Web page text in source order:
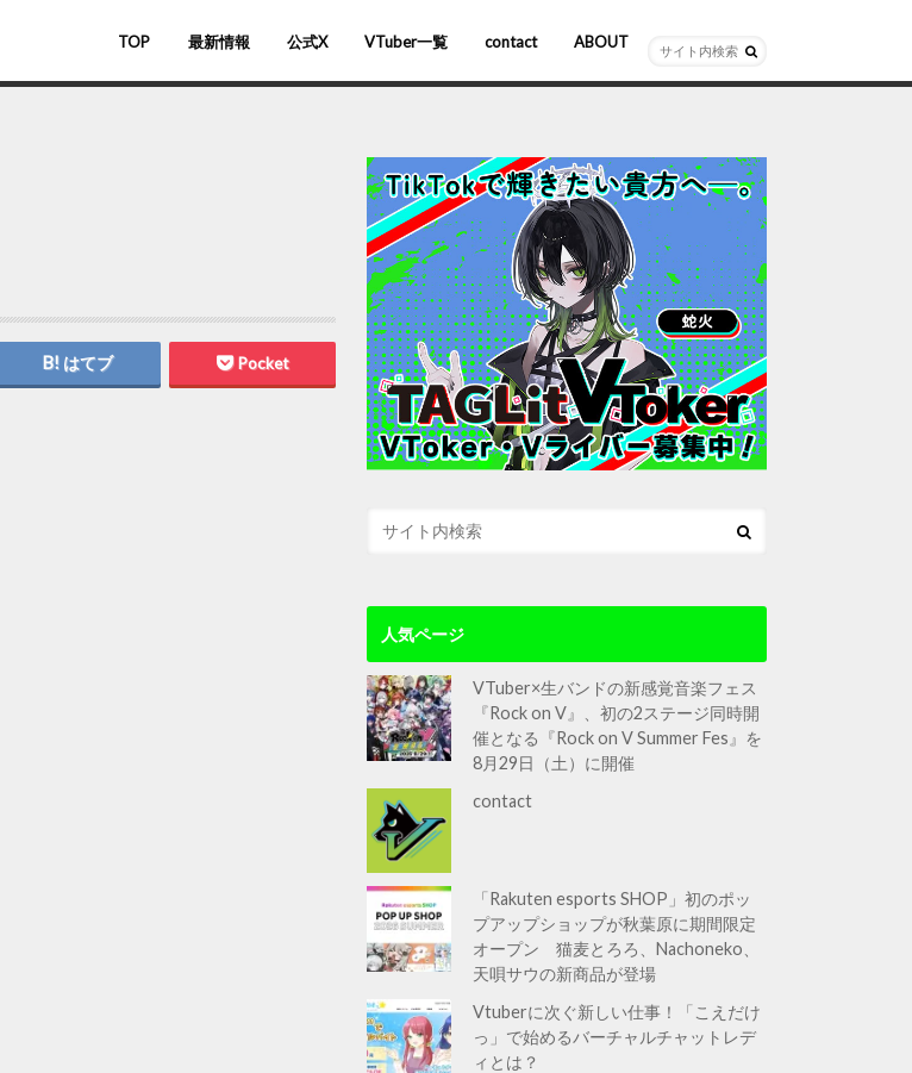
TOP 最新情報 公式X VTuber一覧
バーチャルYouTuber
VR/AR
ホロライブ
にじさんじ
ななしいんく
ぶいすぽっ！
contact ABOUT
はてブ Pocket
人気ページ
VTuber×生バンドの新感覚音楽フェス
『Rock on V』、初の2ステージ同時開
催となる『Rock on V Summer Fes』を
8月29日（土）に開催
contact
「Rakuten esports SHOP」初のポッ
プアップショップが秋葉原に期間限定
オープン 猫麦とろろ、Nachoneko、
天唄サウの新商品が登場
Vtuberに次ぐ新しい仕事！「こえだけ
っ」で始めるバーチャルチャットレデ
ィとは？